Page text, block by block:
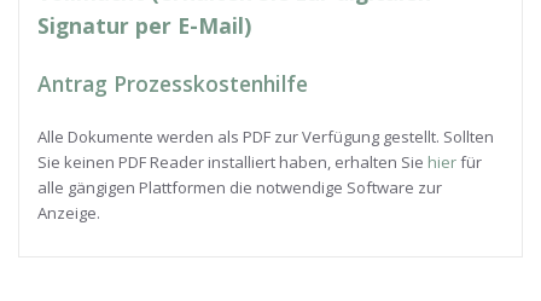
Signatur per E-Mail)
Antrag Prozesskostenhilfe
Alle Dokumente werden als PDF zur Verfügung gestellt. Sollten
Sie keinen PDF Reader installiert haben, erhalten Sie hierfür
alle gängigen Plattformen die notwendige Software zur
Anzeige.